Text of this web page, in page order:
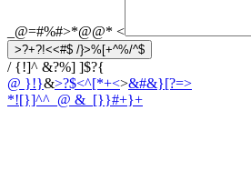
_@=#%#>*@@* <
>?+?!<<#$ /}>%[+^%/^$
/ {!]^ &?%] ]$?{
@ }!}&>?$<^[*+<>&#&}[?=>
*![}]^^_ @ &_[}}#+}+